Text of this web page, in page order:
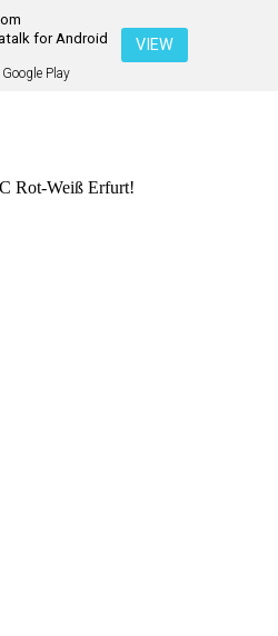
for Android
Play
VIEW
Rot-Weiß Erfurt!